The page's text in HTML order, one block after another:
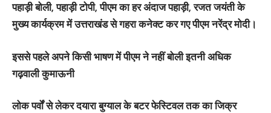
पहाड़ी बोली, पहाड़ी टोपी, पीएम का हर अंदाज पहाड़ी, रजत जयंती के
मुख्य कार्यक्रम में उत्तराखंड से गहरा कनेक्ट कर गए पीएम नरेंद्र मोदी।
इससे पहले अपने किसी भाषण में पीएम ने नहीं बोली इतनी अधिक
गढ़वाली कुमाऊनी
लोक पर्वों से लेकर दयारा बुग्याल के बटर फेस्टिवल तक का जिक्र